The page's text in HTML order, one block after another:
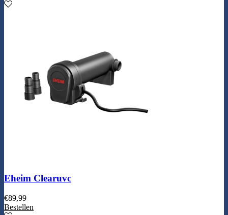
Eheim Clearuvc
€89,99
Bestellen